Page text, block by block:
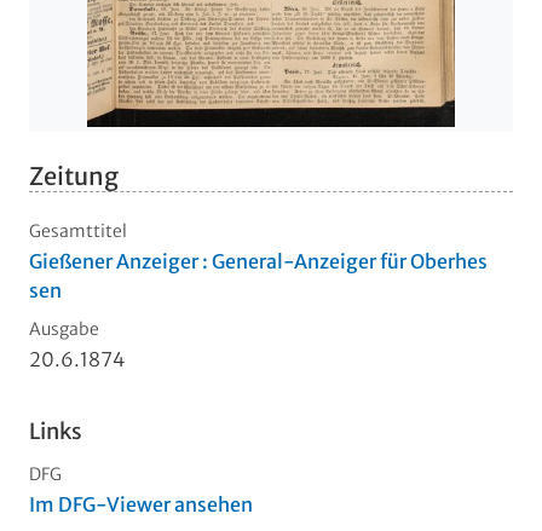
Zeitung
Gesamttitel
Gießener Anzeiger : General-Anzeiger für Oberhes
sen
Ausgabe
20.6.1874
Links
DFG
Im DFG-Viewer ansehen